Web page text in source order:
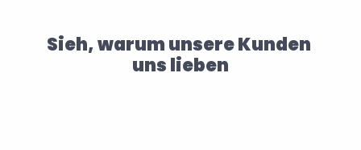
Sieh, warum unsere Kunden
uns lieben